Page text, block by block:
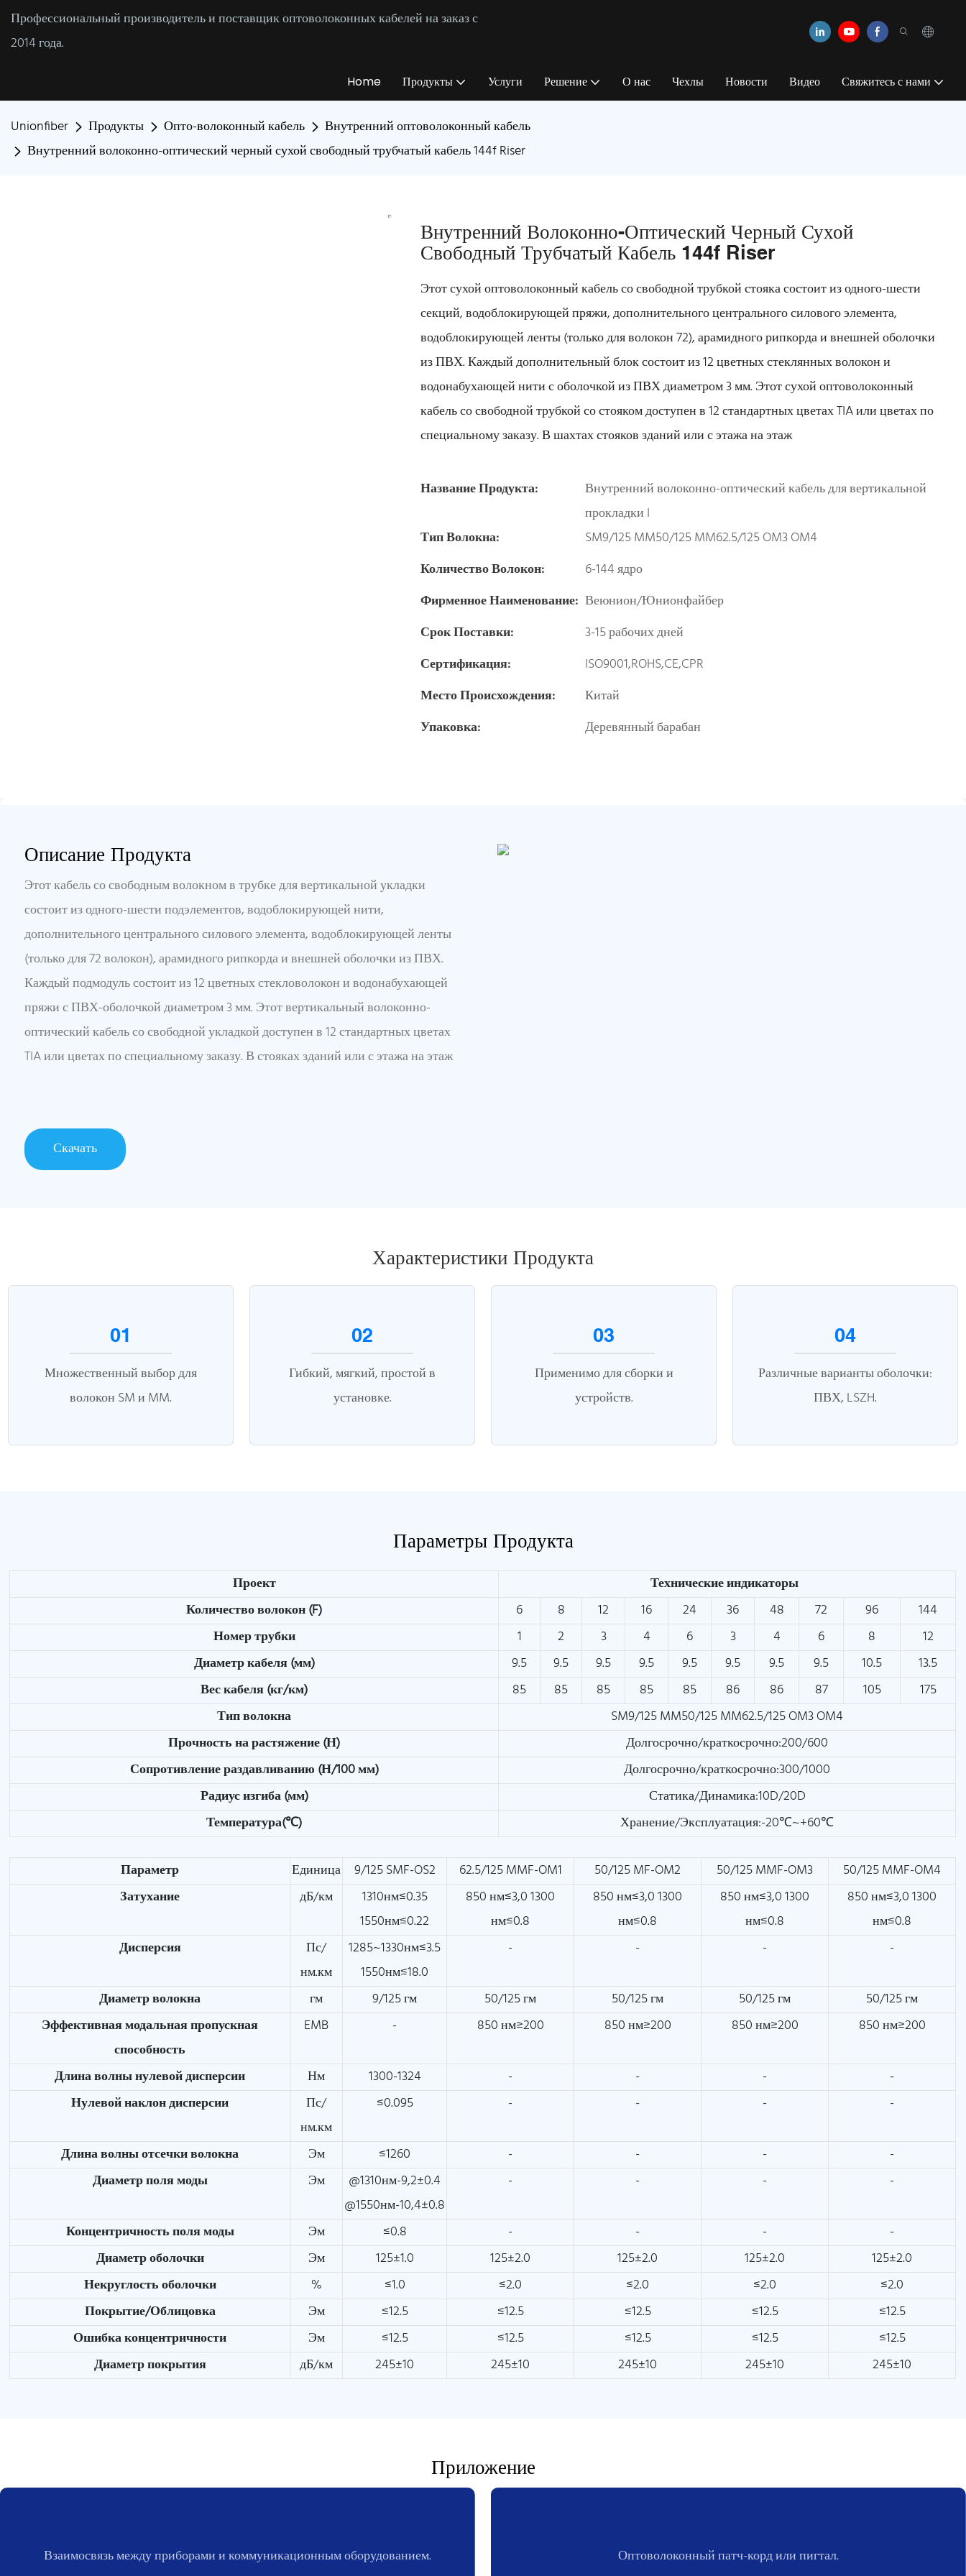
Профессиональный производитель и поставщик оптоволоконных кабелей на заказ с
2014 года.
Home Продукты Услуги Решение О нас Чехлы Новости Видео Свяжитесь с нами
Unionfiber Продукты Опто-волоконный кабель
Внутренний оптоволоконный кабель
Внутренний волоконно-оптический черный сухой свободный трубчатый кабель 144f Riser
Внутренний Волоконно-Оптический Черный Сухой
Свободный Трубчатый Кабель 144f Riser
Этот сухой оптоволоконный кабель со свободной трубкой стояка состоит из одного-шести
секций, водоблокирующей пряжи, дополнительного центрального силового элемента,
водоблокирующей ленты (только для волокон 72), арамидного рипкорда и внешней оболочки
из ПВХ. Каждый дополнительный блок состоит из 12 цветных стеклянных волокон и
водонабухающей нити с оболочкой из ПВХ диаметром 3 мм. Этот сухой оптоволоконный
кабель со свободной трубкой со стояком доступен в 12 стандартных цветах TIA или цветах по
специальному заказу. В шахтах стояков зданий или с этажа на этаж
Название Продукта:
Внутренний волоконно-оптический кабель для вертикальной
прокладки I
Тип Волокна:
SM9/125 MM50/125 MM62.5/125 OM3 OM4
Количество Волокон:
6-144 ядро
Фирменное Наименование: Веюнион/Юнионфайбер
Срок Поставки:
3-15 рабочих дней
Сертификация:
ISO9001,ROHS,CE,CPR
Место Происхождения:
Китай
Упаковка:
Деревянный барабан
Описание Продукта
Этот кабель со свободным волокном в трубке для вертикальной укладки
состоит из одного-шести подэлементов, водоблокирующей нити,
дополнительного центрального силового элемента, водоблокирующей ленты
(только для 72 волокон), арамидного рипкорда и внешней оболочки из ПВХ.
Каждый подмодуль состоит из 12 цветных стекловолокон и водонабухающей
пряжи с ПВХ-оболочкой диаметром 3 мм. Этот вертикальный волоконно-
оптический кабель со свободной укладкой доступен в 12 стандартных цветах
TIA или цветах по специальному заказу. В стояках зданий или с этажа на этаж
Скачать
Характеристики Продукта
01
Множественный выбор для
волокон SM и MM.
02
Гибкий, мягкий, простой в
установке.
03
Применимо для сборки и
устройств.
04
Различные варианты оболочки:
ПВХ, LSZH.
Параметры Продукта
Проект
Технические индикаторы
Количество волокон (F)
6 8 12 16 24 36 48 72 96
144
Номер трубки
1 2 3 4 6 3 4 6 8
12
Диаметр кабеля (мм)
9.5 9.5 9.5 9.5 9.5 9.5 9.5 9.5 10.5
13.5
Вес кабеля (кг/км)
85 85 85 85 85 86 86 87 105
175
Тип волокна
SM9/125 MM50/125 MM62.5/125 OM3 OM4
Прочность на растяжение (Н)
Долгосрочно/краткосрочно:200/600
Сопротивление раздавливанию (Н/100 мм)
Долгосрочно/краткосрочно:300/1000
Радиус изгиба (мм)
Статика/Динамика:10D/20D
Температура(℃)
Хранение/Эксплуатация:-20℃~+60℃
Параметр Единица 9/125 SMF-OS2 62.5/125 MMF-OM1 50/125 MF-OM2 50/125 MMF-OM3
50/125 MMF-OM4
Затухание
дБ/км
1310нм≤0.35
1550нм≤0.22
850 нм≤3,0 1300
нм≤0.8
850 нм≤3,0 1300
нм≤0.8
850 нм≤3,0 1300
нм≤0.8
850 нм≤3,0 1300
нм≤0.8
Дисперсия
Пс/
нм.км
1285~1330нм≤3.5
1550нм≤18.0
- - - -
Диаметр волокна гм 9/125 гм 50/125 гм 50/125 гм 50/125 гм
50/125 гм
Эффективная модальная пропускная
способность
EMB - 850 нм≥200 850 нм≥200 850 нм≥200 850 нм≥200
Длина волны нулевой дисперсии Нм 1300-1324 - - -
-
Нулевой наклон дисперсии
Пс/
нм.км
≤0.095 - - - -
Длина волны отсечки волокна Эм ≤1260 - - -
-
Диаметр поля моды
Эм
@1310нм-9,2±0.4
@1550нм-10,4±0.8
- - - -
Концентричность поля моды Эм ≤0.8 - - -
-
Диаметр оболочки
Эм 125±1.0 125±2.0 125±2.0 125±2.0
125±2.0
Некруглость оболочки
% ≤1.0 ≤2.0 ≤2.0 ≤2.0
≤2.0
Покрытие/Облицовка
Эм ≤12.5 ≤12.5 ≤12.5 ≤12.5
≤12.5
Ошибка концентричности
Эм ≤12.5 ≤12.5 ≤12.5 ≤12.5
≤12.5
Диаметр покрытия
дБ/км 245±10 245±10 245±10 245±10 245±10
Приложение
Взаимосвязь между приборами и коммуникационным оборудованием. Оптоволоконный патч-корд или пигтал.